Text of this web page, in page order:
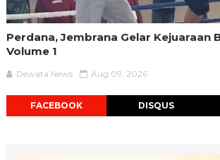
Perdana, Jembrana Gelar Kejuaraan
Volume 1
Dewata News Aug 09, 2026
FACEBOOK DISQUS